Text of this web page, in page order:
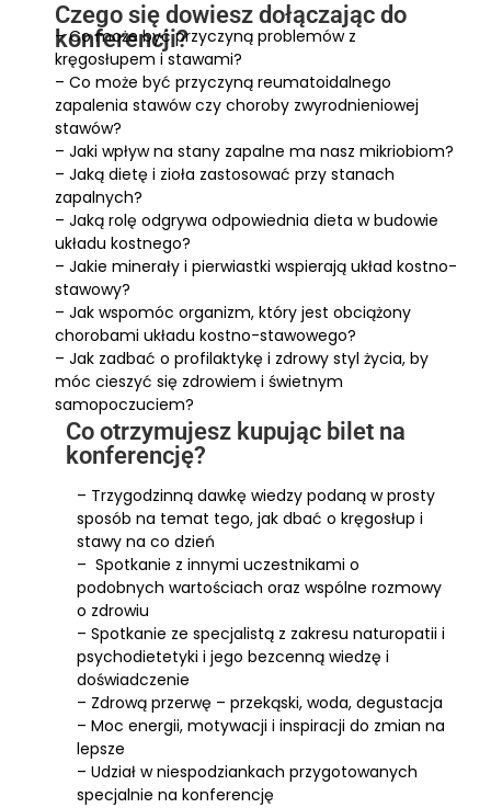
Czego się dowiesz dołączając do
konferencji?
– Co może być przyczyną problemów z
kręgosłupem i stawami?
– Co może być przyczyną reumatoidalnego
zapalenia stawów czy choroby zwyrodnieniowej
stawów?
– Jaki wpływ na stany zapalne ma nasz mikriobiom?
– Jaką dietę i zioła zastosować przy stanach
zapalnych?
– Jaką rolę odgrywa odpowiednia dieta w budowie
układu kostnego?
– Jakie minerały i pierwiastki wspierają układ kostno-
stawowy?
– Jak wspomóc organizm, który jest obciążony
chorobami układu kostno-stawowego?
– Jak zadbać o profilaktykę i zdrowy styl życia, by
móc cieszyć się zdrowiem i świetnym
samopoczuciem?
Co otrzymujesz kupując bilet na
konferencję?
– Trzygodzinną dawkę wiedzy podaną w prosty
sposób na temat tego, jak dbać o kręgosłup i
stawy na co dzień
– Spotkanie z innymi uczestnikami o
podobnych wartościach oraz wspólne rozmowy
o zdrowiu
– Spotkanie ze specjalistą z zakresu naturopatii i
psychodietetyki i jego bezcenną wiedzę i
doświadczenie
– Zdrową przerwę – przekąski, woda, degustacja
– Moc energii, motywacji i inspiracji do zmian na
lepsze
– Udział w niespodziankach przygotowanych
specjalnie na konferencję